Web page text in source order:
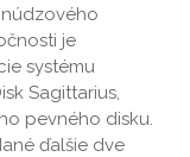
je
systému
Sagittarius,
pevného disku.
ďalšie dve